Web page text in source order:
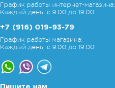
График работы интернет-магазина:
Каждый день: с 9:00 до 19:00
+7 (916) 019-93-79
График работы магазина:
Каждый день: с 9:00 до 19:00